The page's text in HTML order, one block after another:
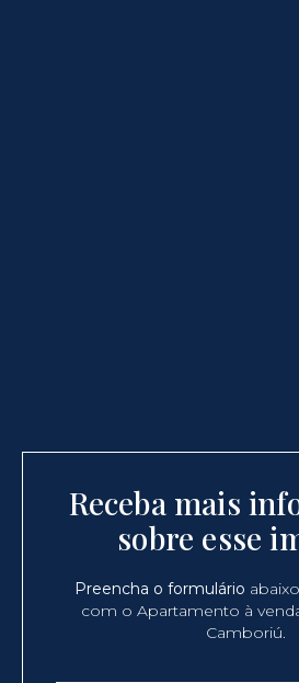
Receba mais
sobre esse
Preencha o formulário
com o Apartamento à
Camboriú.